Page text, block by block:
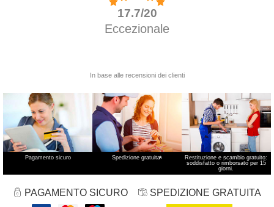
Pagamento sicuro Spedizione gratuita*
Restituzione e scambio gratuito:
soddisfatto o rimborsato per 15
giorni.
PAGAMENTO SICURO SPEDIZIONE GRATUITA